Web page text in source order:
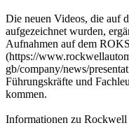
Die neuen Videos, die auf
aufgezeichnet wurden,
Aufnahmen auf dem
(https://
gb/company/news/
Führungskräfte und
kommen.
Informationen zu